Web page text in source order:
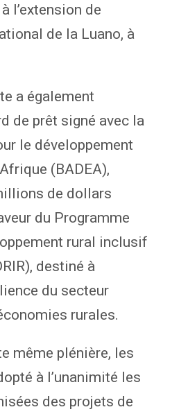
l’extension de
de la Luano, à
a également
de prêt signé avec la
le développement
(BADEA),
de dollars
du Programme
rural inclusif
destiné à
du secteur
rurales.
même plénière, les
à l’unanimité les
des projets de